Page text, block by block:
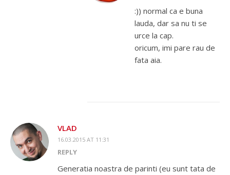
:)) normal ca e buna
lauda, dar sa nu ti se
urce la cap.
oricum, imi pare rau de
fata aia.
VLAD
16.03.2015 AT 11:31
REPLY
Generatia noastra de parinti (eu sunt tata de